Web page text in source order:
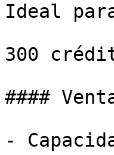
Ideal
300
####
-